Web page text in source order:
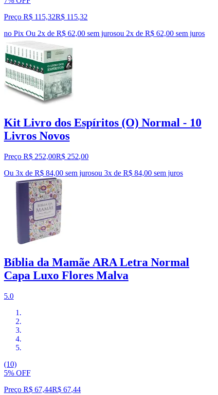
Preço R$ 115,32R$ 115,32
no Pix Ou 2x de R$ 62,00 sem jurosou 2x de R$ 62,00 sem juros
Kit Livro dos Espíritos (O) Normal - 10
Livros Novos
Preço R$ 252,00R$ 252,00
Ou 3x de R$ 84,00 sem jurosou 3x de R$ 84,00 sem juros
Bíblia da Mamãe ARA Letra Normal
Capa Luxo Flores Malva
5.0
(10)
5% OFF
Preço R$ 67,44R$ 67,44